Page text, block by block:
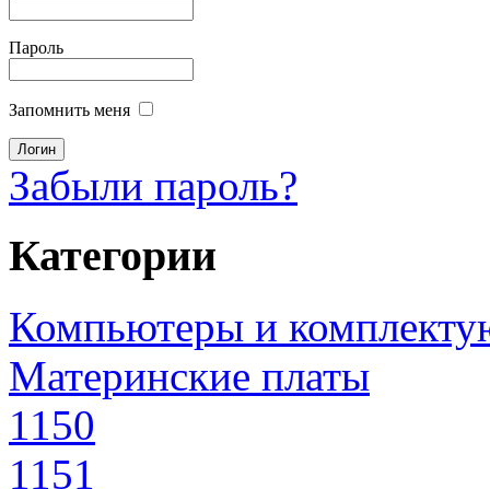
Пароль
Запомнить меня
Забыли пароль?
Категории
Компьютеры и
Материнские платы
1150
1151